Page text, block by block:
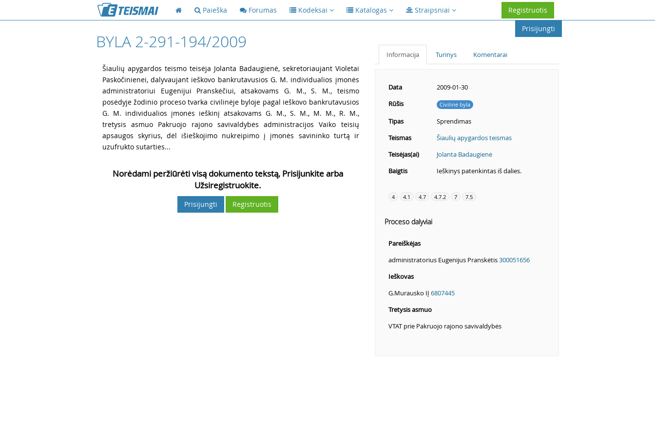
Paieška Forumas Kodeksai Katalogas Straipsniai
Registruotis
Prisijungti
BYLA 2-291-194/2009
Šiaulių apygardos teismo teisėja Jolanta Badaugienė, sekretoriaujant Violetai
Paskočinienei, dalyvaujant ieškovo bankrutavusios G. M. individualios įmonės
administratoriui Eugenijui Pranskėčiui, atsakovams G. M., S. M., teismo
posėdyje žodinio proceso tvarka civilinėje byloje pagal ieškovo bankrutavusios
G. M. individualios įmonės ieškinį atsakovams G. M., S. M., M. M., R. M.,
tretysis asmuo Pakruojo rajono savivaldybės administracijos Vaiko teisių
apsaugos skyrius, dėl išieškojimo nukreipimo į įmonės savininko turtą ir
uzufrukto sutarties...
Norėdami peržiūrėti visą dokumento tekstą, Prisijunkite arba
Užsiregistruokite.
Prisijungti Registruotis
Informacija Turinys Komentarai
Data
2009-01-30
Rūšis
Civilinė byla
Tipas
Sprendimas
Teismas
Šiaulių apygardos teismas
Teisėjas(ai)
Jolanta Badaugienė
Baigtis
Ieškinys patenkintas iš dalies.
4 4.1 4.7 4.7.2 7 7.5
Proceso dalyviai
Pareiškėjas
administratorius Eugenijus Pranskėtis300051656
Ieškovas
G.Murausko IĮ 6807445
Tretysis asmuo
VTAT prie Pakruojo rajono savivaldybės